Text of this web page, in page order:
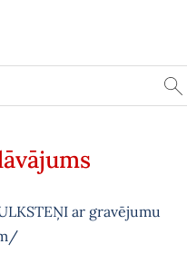
ar gravējumu